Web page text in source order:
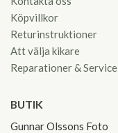
Köpvillkor
Returinstruktioner
Att välja kikare
Reparationer & Service
BUTIK
Gunnar Olssons Foto